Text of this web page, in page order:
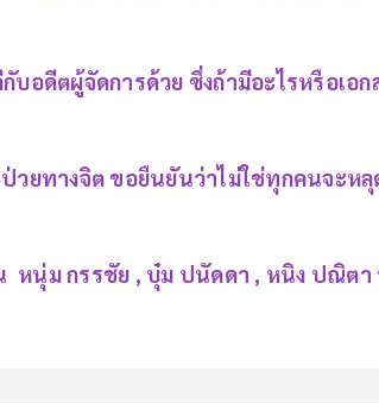
ดีตผู้จัดการด้วย ซึ่งถ้ามีอะไรหรือเอก
วยทางจิต ขอยืนยันว่าไม่ใช่ทุกคนจะห
หนุ่ม กรรชัย , บุ๋ม ปนัดดา , หนิง ปณิตา